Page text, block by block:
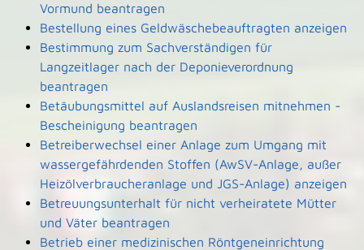
Vormund beantragen
Bestellung eines Geldwäschebeauftragten anzeigen
Bestimmung zum Sachverständigen für
Langzeitlager nach der Deponieverordnung
beantragen
Betäubungsmittel auf Auslandsreisen mitnehmen -
Bescheinigung beantragen
Betreiberwechsel einer Anlage zum Umgang mit
wassergefährdenden Stoffen (AwSV-Anlage, außer
Heizölverbraucheranlage und JGS-Anlage) anzeigen
Betreuungsunterhalt für nicht verheiratete Mütter
und Väter beantragen
Betrieb einer medizinischen Röntgeneinrichtung